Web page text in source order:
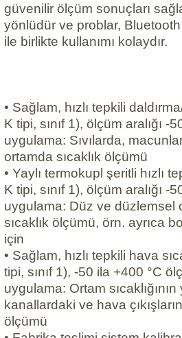
güvenilir ölçüm sonuçları
yönlüdür ve problar,
ile birlikte kullanımı kolaydır.
• Sağlam, hızlı tepkili
K tipi, sınıf 1), ölçüm aralığı -
uygulama: Sıvılarda,
ortamda sıcaklık ölçümü
• Yaylı termokupl şeritli hızlı
K tipi, sınıf 1), ölçüm aralığı -
uygulama: Düz ve düzlemsel
sıcaklık ölçümü, örn. ayrıca
için
• Sağlam, hızlı tepkili hava
tipi, sınıf 1), -50 ila +400 °C
uygulama: Ortam sıcaklığının
kanallardaki ve hava
ölçümü